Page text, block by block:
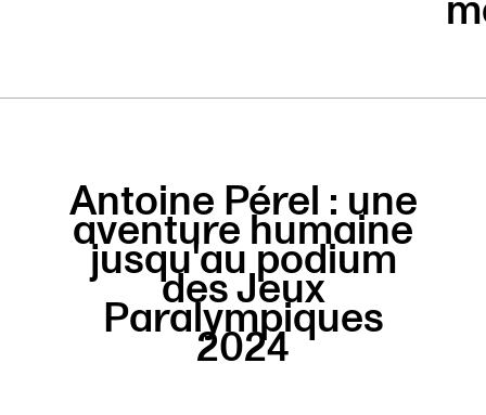
Antoine Pérel : une
aventure humaine
jusqu'au podium
des Jeux
Paralympiques
2024